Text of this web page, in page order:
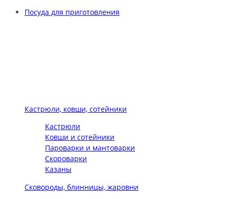
Посуда для приготовления
Кастрюли, ковши, сотейники
Кастрюли
Ковши и сотейники
Пароварки и мантоварки
Скороварки
Казаны
Сковороды, блинницы, жаровни